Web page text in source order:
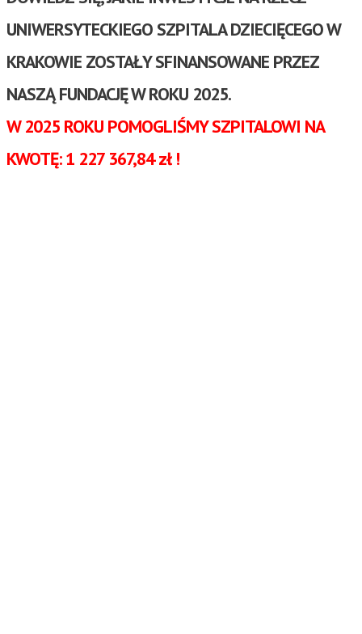
POMÓŻ NAM POMAGAĆ!
BLOG EDUKACYJNY
ZDROWIE I CHOROBA
ROZWÓJ
EDUKACJA I ZABAWA
WYCHOWANIE
ZDROWY TRYB ŻYCIA
PODARUJ 1,5% PODATKU
BLOG EDUKACYJNY
ZDROWIE I CHOROBA
EDUKACJA I ZABAWA
WYCHOWANIE
ZDROWY TRYB ŻYCIA
PODARUJ 1,5% PODATKU
UNIWERSYTECKIEGO SZPITALA DZIECIĘCEGO W
KRAKOWIE ZOSTAŁY SFINANSOWANE PRZEZ
NASZĄ FUNDACJĘ W ROKU 2025.
W 2025 ROKU POMOGLIŚMY SZPITALOWI NA
KWOTĘ: 1 227 367,84 zł !